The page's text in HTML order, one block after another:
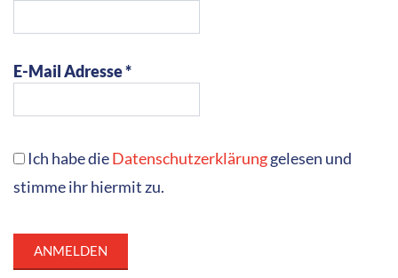
E-Mail Adresse *
Ich habe dieDatenschutzerklärunggelesen und
stimme ihr hiermit zu.